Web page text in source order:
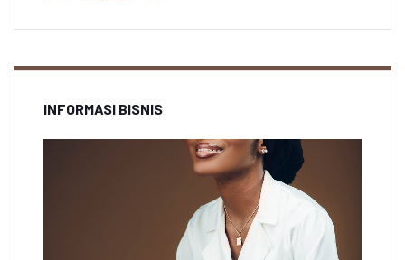
INFORMASI BISNIS